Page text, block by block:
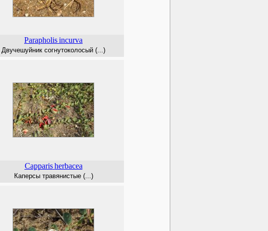
Parapholisincurva
Двучешуйник согнутоколосый (...)
Capparis herbacea
Каперсы травянистые (...)